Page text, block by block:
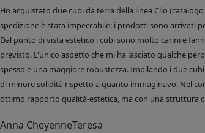
Ho acquistato due cubi da terra della linea Clio
spedizione è stata impeccabile: i prodotti sono arrivati
Dal punto di vista estetico i cubi sono molto carini e
previsto. L'unico aspetto che mi ha lasciato qualche
spesso e una maggiore robustezza. Impilando i due
di minore solidità rispetto a quanto immaginavo. Nel
ottimo rapporto qualità-estetica, ma con una struttura
Anna CheyenneTeresa